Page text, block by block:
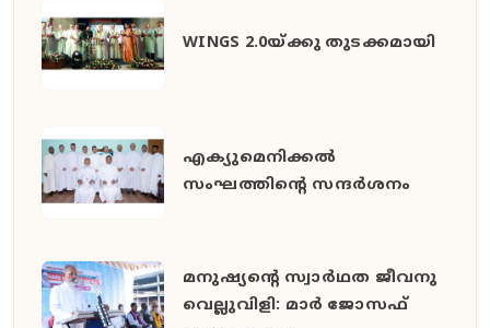
WINGS 2.0യ്ക്കു തുടക്കമായി
എക്യുമെനിക്കൽ
സംഘത്തിന്റെ സന്ദർശനം
മനുഷ്യൻ്റെ സ്വാർഥത ജീവനു
വെല്ലുവിളി: മാർ ജോസഫ്